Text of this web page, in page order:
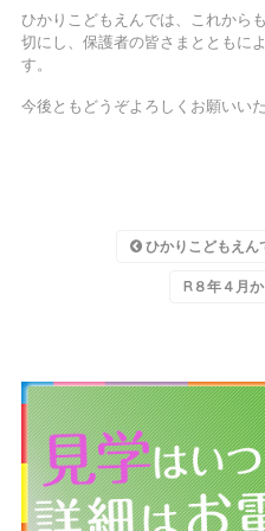
ひかりこどもえんでは、これから
切にし、保護者の皆さまとともに
す。
今後ともどうぞよろしくお願いいた
ひかりこどもえん
R８年４月